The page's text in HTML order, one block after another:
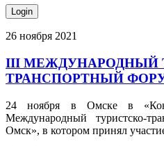
26 ноября 2021
III МЕЖДУНАРОДНЫЙ
ТРАНСПОРТНЫЙ
24 ноября в Омске в
Международный туристско-
Омск», в котором принял